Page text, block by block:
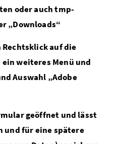
oder auch tmp-
„Downloads“
auf die
weiteres Menü und
Auswahl „Adobe
geöffnet und lässt
und für eine spätere